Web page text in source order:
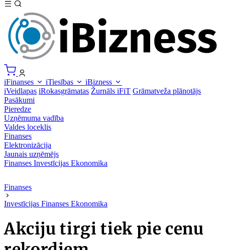
iFinanses iTiesības
iBizness
iVeidlapas iRokasgrāmatas Žurnāls iFiT Grāmatveža plānotājs
Pasākumi
Pieredze
Uzņēmuma vadība
Valdes loceklis
Finanses
Elektronizācija
Jaunais uzņēmējs
Finanses Investīcijas Ekonomika
Finanses
Investīcijas Finanses Ekonomika
Akciju tirgi tiek pie cenu